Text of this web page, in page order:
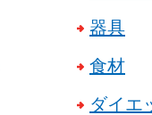
器具
食材
ダイエ